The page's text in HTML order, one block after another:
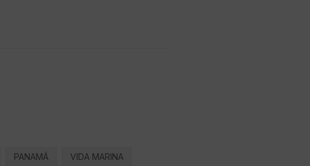
PANAMÁ VIDA MARINA